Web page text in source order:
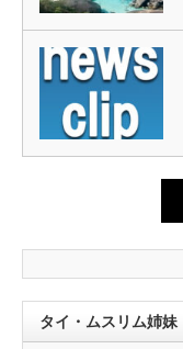
タイ・ムスリム姉妹